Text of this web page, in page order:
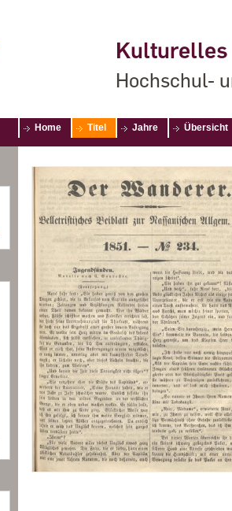
Kulturelles
Hochschul-
Home Titel Jahre Übersicht